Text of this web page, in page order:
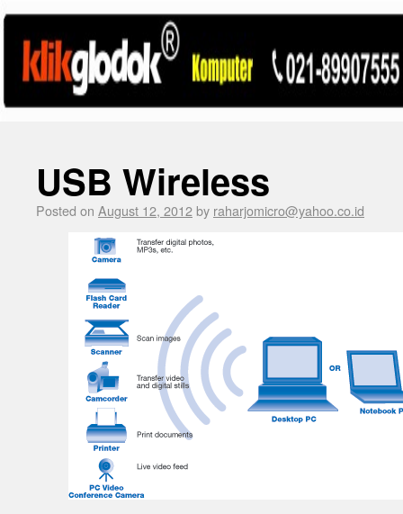
USB Wireless
Posted on August 12, 2012by raharjomicro@yahoo.co.id